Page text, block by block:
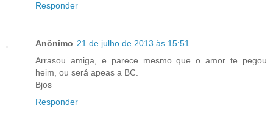
Responder
Anônimo 21 de julho de 2013 às 15:51
Arrasou amiga, e parece mesmo que o amor te pegou
heim, ou será apeas a BC.
Bjos
Responder